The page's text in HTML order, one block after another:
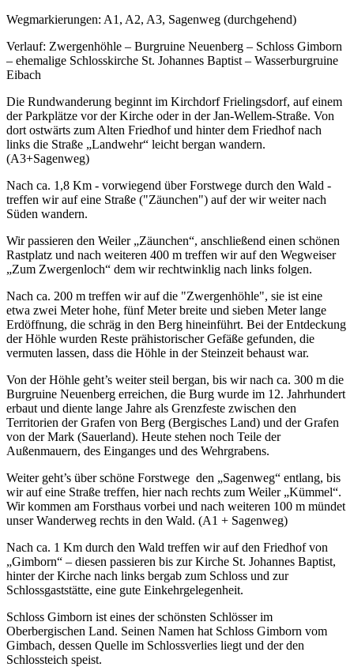
Wegmarkierungen: A1, A2, A3, Sagenweg (durchgehend)
Verlauf: Zwergenhöhle – Burgruine Neuenberg – Schloss Gimborn
– ehemalige Schlosskirche St. Johannes Baptist – Wasserburgruine
Eibach
Die Rundwanderung beginnt im Kirchdorf Frielingsdorf, auf einem
der Parkplätze vor der Kirche oder in der Jan-Wellem-Straße. Von
dort ostwärts zum Alten Friedhof und hinter dem Friedhof nach
links die Straße „Landwehr“ leicht bergan wandern.
(A3+Sagenweg)
Nach ca. 1,8 Km - vorwiegend über Forstwege durch den Wald -
treffen wir auf eine Straße ("Zäunchen") auf der wir weiter nach
Süden wandern.
Wir passieren den Weiler „Zäunchen“, anschließend einen schönen
Rastplatz und nach weiteren 400 m treffen wir auf den Wegweiser
„Zum Zwergenloch“ dem wir rechtwinklig nach links folgen.
Nach ca. 200 m treffen wir auf die "Zwergenhöhle", sie ist eine
etwa zwei Meter hohe, fünf Meter breite und sieben Meter lange
Erdöffnung, die schräg in den Berg hineinführt. Bei der Entdeckung
der Höhle wurden Reste prähistorischer Gefäße gefunden, die
vermuten lassen, dass die Höhle in der Steinzeit behaust war.
Von der Höhle geht’s weiter steil bergan, bis wir nach ca. 300 m die
Burgruine Neuenberg erreichen, die Burg wurde im 12. Jahrhundert
erbaut und diente lange Jahre als Grenzfeste zwischen den
Territorien der Grafen von Berg (Bergisches Land) und der Grafen
von der Mark (Sauerland). Heute stehen noch Teile der
Außenmauern, des Einganges und des Wehrgrabens.
Weiter geht’s über schöne Forstwege den „Sagenweg“ entlang, bis
wir auf eine Straße treffen, hier nach rechts zum Weiler „Kümmel“.
Wir kommen am Forsthaus vorbei und nach weiteren 100 m mündet
unser Wanderweg rechts in den Wald. (A1 + Sagenweg)
Nach ca. 1 Km durch den Wald treffen wir auf den Friedhof von
„Gimborn“ – diesen passieren bis zur Kirche St. Johannes Baptist,
hinter der Kirche nach links bergab zum Schloss und zur
Schlossgaststätte, eine gute Einkehrgelegenheit.
Schloss Gimborn ist eines der schönsten Schlösser im
Oberbergischen Land. Seinen Namen hat Schloss Gimborn vom
Gimbach, dessen Quelle im Schlossverlies liegt und der den
Schlossteich speist.